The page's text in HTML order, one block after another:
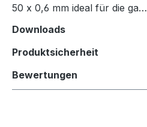
50 x 0,6 mm ideal für die ga…
Downloads
Produktsicherheit
Bewertungen